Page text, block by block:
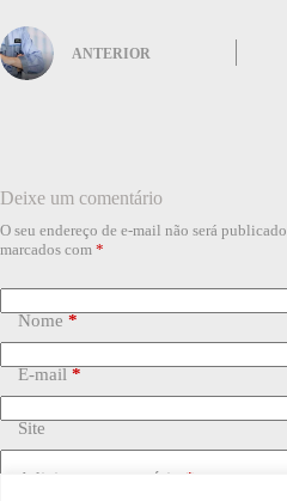
ANTERIOR
Deixe um comentário
O seu endereço de e-mail não será publicado.
marcados com *
Nome*
E-mail*
Site
Adicionar comentário *